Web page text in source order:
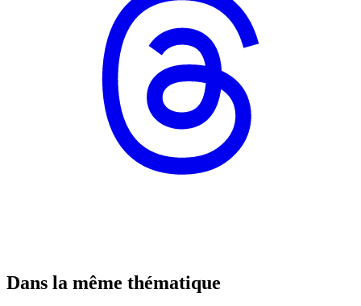
Dans la même thématique